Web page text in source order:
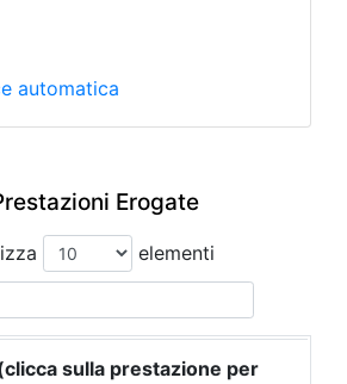
automatica
Erogate
elementi
sulla prestazione per